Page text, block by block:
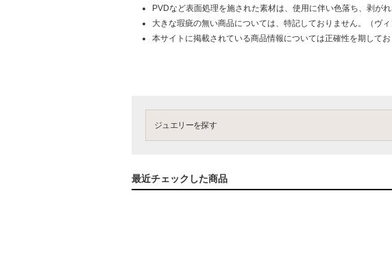
PVDなど表面処理を施された素材は、使用に伴い色落ち、剥が
大きな瑕疵の無い商品については、特記しておりません。（ヴィ
本サイトに掲載されている商品情報については正確性を期して
ジュエリーを探す
最近チェックした商品